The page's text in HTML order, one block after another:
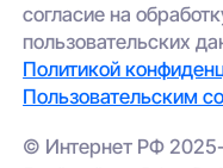
согласие на
пользовательских
Политикой
Пользовательским
© Интернет РФ